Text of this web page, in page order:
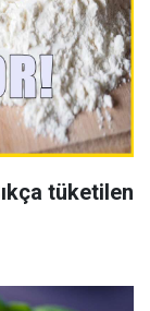
tüketilen